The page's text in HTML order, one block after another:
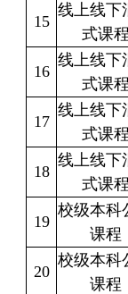
15
线上线下
式课程
16
线上线下
式课程
17
线上线下
式课程
18
线上线下
式课程
19
校级本科
课程
20
校级本科
课程